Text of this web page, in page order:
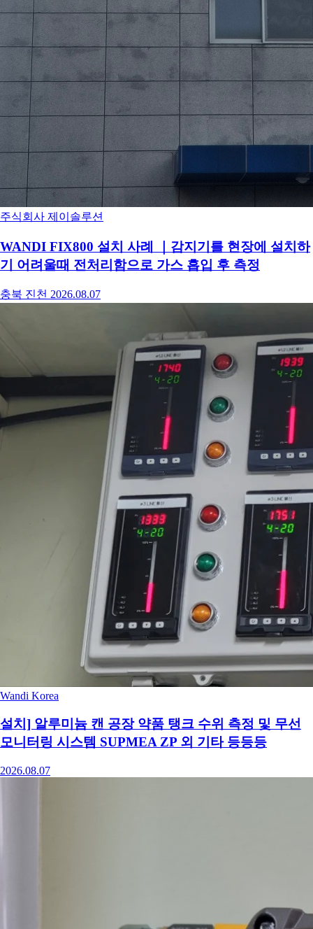
주식회사 제이솔루션
WANDI FIX800 설치 사례 ｜감지기를 현장에 설치하
기 어려울때 전처리함으로 가스 흡입 후 측정
충북 진천 2026.08.07
Wandi Korea
설치] 알루미늄 캔 공장 약품 탱크 수위 측정 및 무선
모니터링 시스템 SUPMEA ZP 외 기타 등등등
2026.08.07